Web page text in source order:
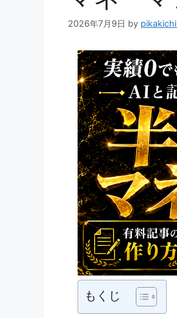
2026年7月9日 by
もくじ